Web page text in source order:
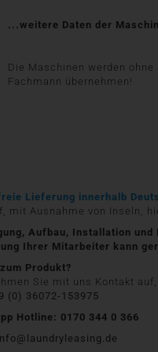
...weitere Daten der
Die Maschinen werden
Fachmann übernehmen!
Lieferung innerhalb
mit Ausnahme von Inseln,
Aufbau, Installation
Ihrer Mitarbeiter kann
Produkt?
Sie mit uns Kontakt
(0) 36072-153975
Hotline: 0170 344 0 366